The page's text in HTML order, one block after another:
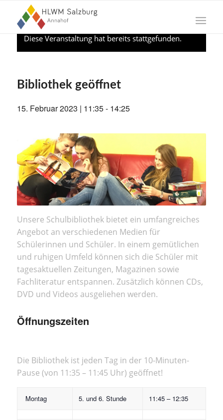
Diese Veranstaltung hat bereits stattgefunden.
Bibliothek geöffnet
15. Februar 2023 | 11:35- 14:25
Unsere Schulbibliothek bietet ein umfangreiches
Angebot an verschiedenen Medien für
Schülerinnen und Schüler. In einem gemütlichen
und ruhigen Umfeld können sich die Schüler mit
tagesaktuellen Zeitungen, Magazinen sowie
Fachliteratur entspannen. Zusätzlich können CDs,
DVD und Videos ausgeliehen werden.
Öffnungszeiten
Die Bibliothek ist jeden Tag in der 10-Minuten-
Pause (von 11:35 – 11:45 Uhr) geöffnet!
Montag 5. und 6. Stunde 11:45 – 12:35